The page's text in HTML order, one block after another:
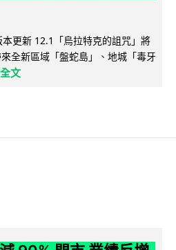
本更新 12.1「烏拉特克的詛咒」將
全新區域「盤蛇島」、地城「毒牙
文